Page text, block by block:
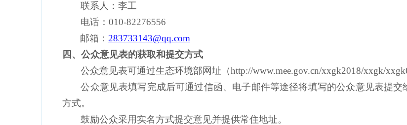
联系人：李工
电话：010-82276556
邮箱： 283733143@qq.com
四、公众意见表的获取和提交方式
公众意见表可通过生态环境部网址（http://www.mee.gov.cn/xxgk2018/xxgk/
公众意见表填写完成后可通过信函、电子邮件等途径将填写的公众意见表提
方式。
鼓励公众采用实名方式提交意见并提供常住地址。